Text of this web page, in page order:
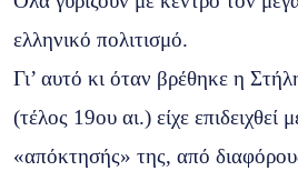
ελληνικό πολιτισμό.
Γι’ αυτό κι όταν βρέθηκε η
(τέλος 19ου αι.) είχε επιδειχθεί
«απόκτησής» της, από